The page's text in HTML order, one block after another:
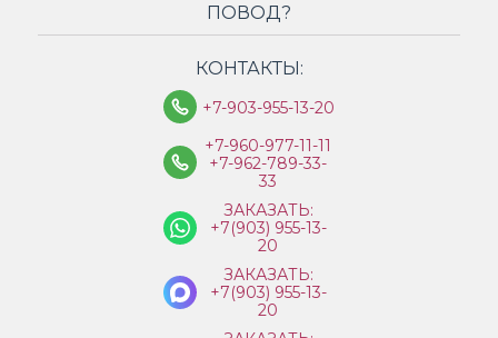
ПОВОД?
КОНТАКТЫ:
+7-903-955-13-20
+7-960-977-11-11
+7-962-789-33-
33
ЗАКАЗАТЬ:
+7(903) 955-13-
20
ЗАКАЗАТЬ:
+7(903) 955-13-
20